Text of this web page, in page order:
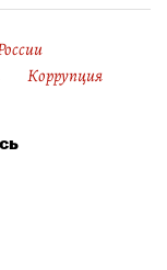
Коррупция